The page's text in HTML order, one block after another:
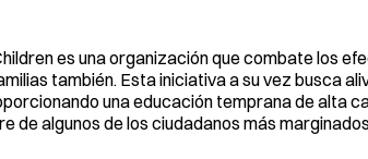
es una organización que combate los
también. Esta iniciativa a su vez busca
una educación temprana de alta
de algunos de los ciudadanos más